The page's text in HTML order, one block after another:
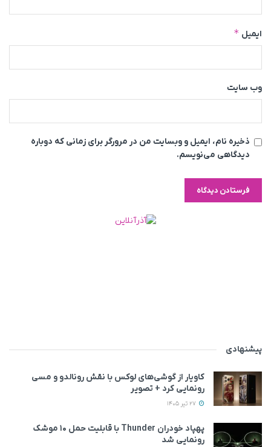
ایمیل*
وب‌ سایت
ذخیره نام، ایمیل و وبسایت من در مرورگر برای زمانی که دوباره
دیدگاهی می‌نویسم.
پیشنهادی
کاویار از گوشی‌های لوکس با نقش رونالدو و مسی
رونمایی کرد + تصویر
27 تیر 1405
پهپاد خودران Thunder با قابلیت حمل ۱۰ موشک
رونمایی شد